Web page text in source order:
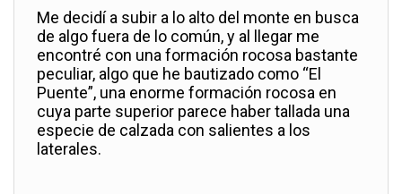
Me decidí a subir a lo alto del monte en busca
de algo fuera de lo común, y al llegar me
encontré con una formación rocosa bastante
peculiar, algo que he bautizado como “El
Puente”, una enorme formación rocosa en
cuya parte superior parece haber tallada una
especie de calzada con salientes a los
laterales.